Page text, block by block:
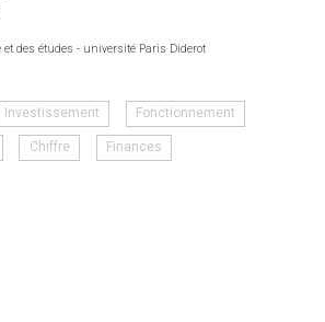
et des études - université Paris Diderot
Investissement Fonctionnement
Chiffre Finances